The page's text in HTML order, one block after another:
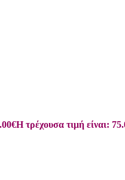
€Η τρέχουσα τιμή είναι: